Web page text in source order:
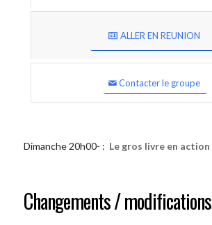
ALLER EN REUNION
Contacter le groupe
Dimanche 20h00- : Le gros livre en action
Changements / modifications